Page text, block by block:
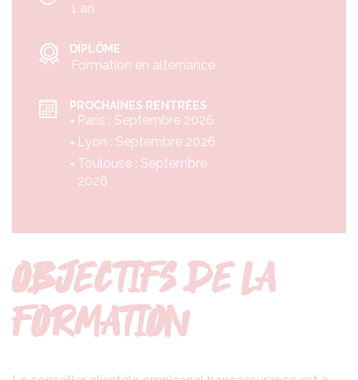
1 an
DIPLÔME
Formation en alternance
PROCHAINES RENTRÉES
Paris : Septembre 2026
Lyon : Septembre 2026
Toulouse : Septembre
2026
OBJECTIFS DE LA
FORMATION